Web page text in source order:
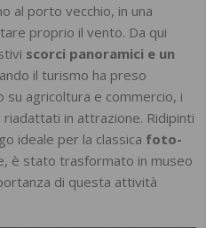
al porto vecchio, in una
proprio il vento. Da qui
scorci panoramici e un
il turismo ha preso
agricoltura e commercio, i
in attrazione. Ridipinti
ideale per la classica foto-
è stato trasformato in museo
di questa attività